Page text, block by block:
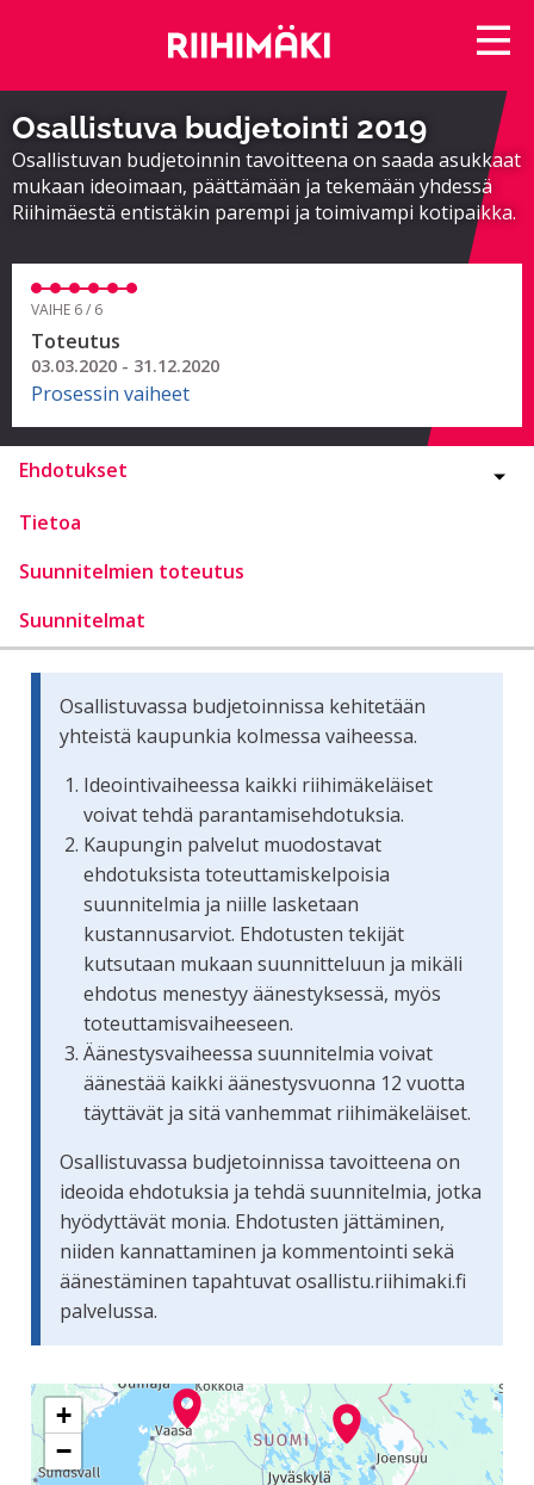
Osallistuva budjetointi 2019
Osallistuvan budjetoinnin tavoitteena on saada asukkaat
mukaan ideoimaan, päättämään ja tekemään yhdessä
Riihimäestä entistäkin parempi ja toimivampi kotipaikka.
VAIHE 6 / 6
Toteutus
03.03.2020 - 31.12.2020
Prosessin vaiheet
Ehdotukset
Tietoa
Suunnitelmien toteutus
Suunnitelmat
Osallistuvassa budjetoinnissa kehitetään
yhteistä kaupunkia kolmessa vaiheessa.
Ideointivaiheessa kaikki riihimäkeläiset
voivat tehdä parantamisehdotuksia.
Kaupungin palvelut muodostavat
ehdotuksista toteuttamiskelpoisia
suunnitelmia ja niille lasketaan
kustannusarviot. Ehdotusten tekijät
kutsutaan mukaan suunnitteluun ja mikäli
ehdotus menestyy äänestyksessä, myös
toteuttamisvaiheeseen.
Äänestysvaiheessa suunnitelmia voivat
äänestää kaikki äänestysvuonna 12 vuotta
täyttävät ja sitä vanhemmat riihimäkeläiset.
Osallistuvassa budjetoinnissa tavoitteena on
ideoida ehdotuksia ja tehdä suunnitelmia, jotka
hyödyttävät monia. Ehdotusten jättäminen,
niiden kannattaminen ja kommentointi sekä
äänestäminen tapahtuvat osallistu.riihimaki.fi
palvelussa.
Seuraavassa elementissä on kartta, joka esittää
+
−